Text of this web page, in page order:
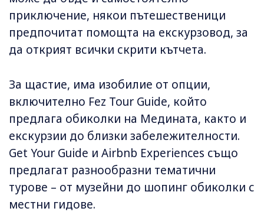
приключение, някои пътешественици
предпочитат помощта на екскурзовод, за
да открият всички скрити кътчета.
За щастие, има изобилие от опции,
включително Fez Tour Guide, който
предлага обиколки на Медината, както и
екскурзии до близки забележителности.
Get Your Guide и Airbnb Experiences също
предлагат разнообразни тематични
турове – от музейни до шопинг обиколки с
местни гидове.